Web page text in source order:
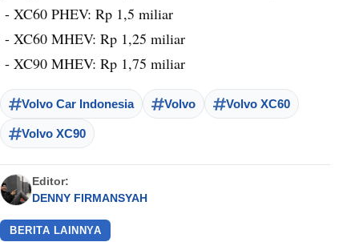
- XC60 PHEV: Rp 1,5 miliar
- XC60 MHEV: Rp 1,25 miliar
- XC90 MHEV: Rp 1,75 miliar
Volvo Car Indonesia Volvo Volvo XC60
Volvo XC90
Editor:
DENNY FIRMANSYAH
BERITA LAINNYA